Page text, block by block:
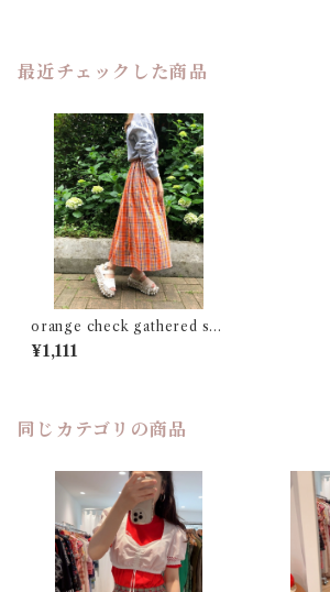
最近チェックした商品
orange check gathered ski
rt
¥1,111
同じカテゴリの商品